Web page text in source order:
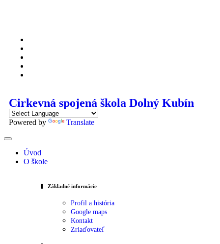
Cirkevná spojená škola Dolný Kubín
Powered by Translate
Úvod
O škole
Základné informácie
Profil a história
Google maps
Kontakt
Zriaďovateľ